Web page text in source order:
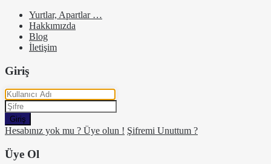
Yurtlar, Apartlar …
Hakkımızda
Blog
İletişim
Giriş
Giriş
Hesabınız yok mu ? Üye olun ! Şifremi Unuttum ?
Üye Ol